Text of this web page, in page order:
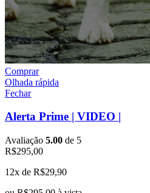
Comprar
Olhada rápida
Fechar
Alerta Prime | VIDEO |
Avaliação 5.00 de 5
R$295,00
12x de R$29,90